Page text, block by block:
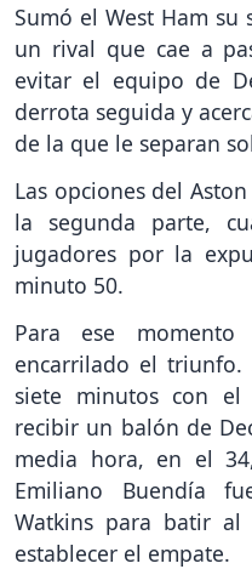
Sumó el West Ham
un rival que cae a
evitar el equipo de
derrota seguida y
de la que le separan
Las opciones del
la segunda parte,
jugadores por la
minuto 50.
Para ese
encarrilado el
siete minutos con
recibir un balón de
media hora, en el
Emiliano Buendía
Watkins para batir al
establecer el empate.